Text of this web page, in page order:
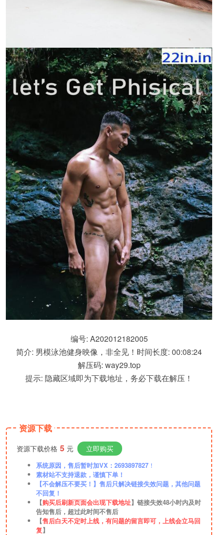
编号: A202012182005
简介: 男模泳池健身映像，非全见！时间长度: 00:08:24
解压码: way29.top
提示: 隐藏区域即为下载地址，务必下载在解压！
资源下载
资源下载价格 5 元 立即购买
系统原因，售后暂时加VX：2693897827 ！
素材站不支持退款，谨慎下单！
【不会解压不要买！】售后只解决链接失效问题，其他问题
不回复！
【购买后刷新页面会出现下载地址】链接失效48小时内及时
告知售后，超过此时间不售后
【售后白天不定时上线，有问题的留言即可，上线会立马回
复】